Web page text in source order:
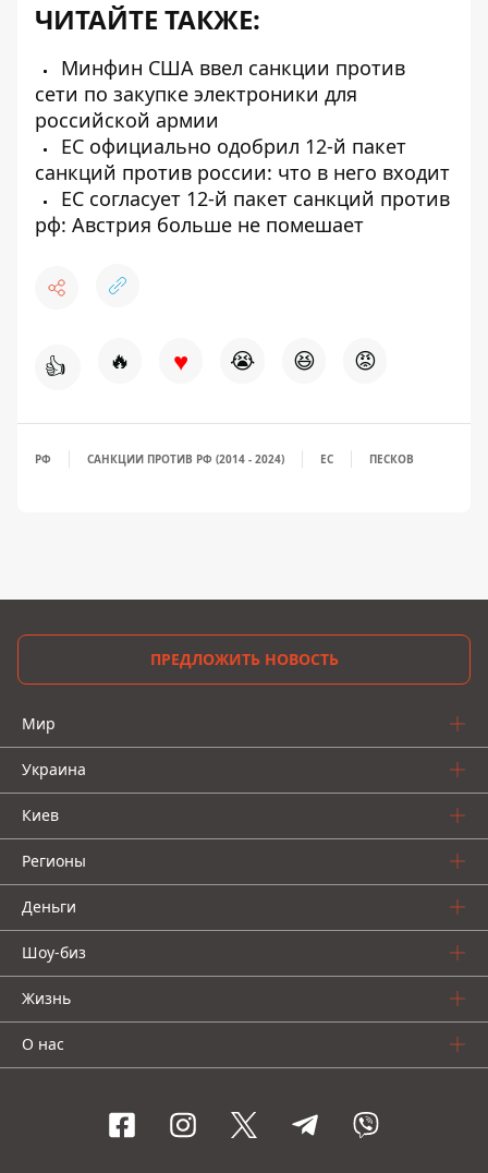
ЧИТАЙТЕ ТАКЖЕ:
Минфин США ввел санкции против
сети по закупке электроники для
российской армии
ЕС официально одобрил 12-й пакет
санкций против россии: что в него входит
ЕС согласует 12-й пакет санкций против
рф: Австрия больше не помешает
👍 🔥 ♥ 😭 😆 😡
РФ САНКЦИИ ПРОТИВ РФ (2014 - 2024) ЕС ПЕСКОВ
ПРЕДЛОЖИТЬ НОВОСТЬ
Мир
Украина
Киев
Регионы
Деньги
Шоу-биз
Жизнь
О нас